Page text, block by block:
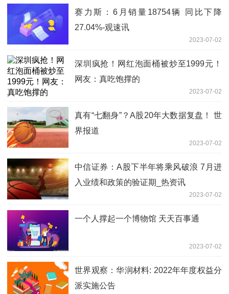
赛力斯：6月销量18754辆 同比下降
27.04%-观速讯
2023-07-02
深圳疯抢！网红泡面桶被炒至1999元！
网友：真吃饱撑的
2023-07-02
真有“七翻身”？A股20年大数据复盘！ 世
界报道
2023-07-02
中信证券：A股下半年将乘风破浪 7月进
入业绩和政策的验证期_热资讯
2023-07-02
一个人撑起一个博物馆 天天百事通
2023-07-02
世界观察：华润材料: 2022年年度权益分
派实施公告